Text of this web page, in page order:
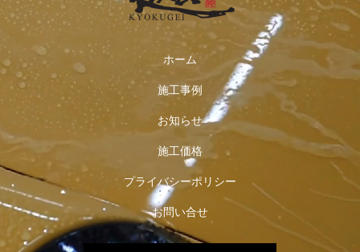
ホーム
施工事例
お知らせ
施工価格
プライバシーポリシー
お問い合せ